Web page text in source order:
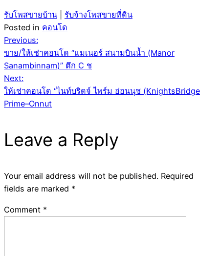
รับโพสขายบ้าน
รับจ้างโพสขายที่ดิน
Posted in คอนโด
Post
navigation
Previous:
ขาย/ให้เช่าคอนโด “แมเนอร์ สนามบินน้ำ (Manor
Sanambinnam)” ตึก C ช
Next:
ให้เช่าคอนโด “ไนท์บริดจ์ ไพร์ม อ่อนนุช (KnightsBridge
Prime–Onnut
Leave a Reply
Your email address will not be published. Required
fields are marked *
Comment *